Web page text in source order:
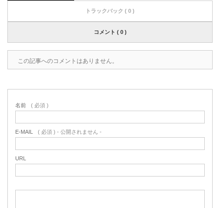
トラックバック ( 0 )
コメント ( 0 )
この記事へのコメントはありません。
名前 ( 必須 )
E-MAIL ( 必須 ) - 公開されません -
URL